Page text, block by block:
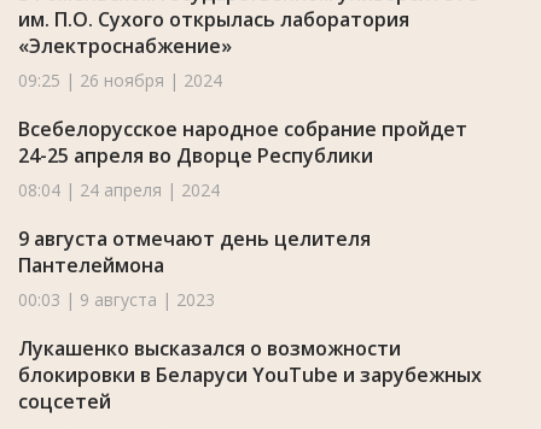
им. П.О. Сухого открылась лаборатория
«Электроснабжение»
09:25 | 26 ноября | 2024
Всебелорусское народное собрание пройдет
24-25 апреля во Дворце Республики
08:04 | 24 апреля | 2024
9 августа отмечают день целителя
Пантелеймона
00:03 | 9 августа | 2023
Лукашенко высказался о возможности
блокировки в Беларуси YouTube и зарубежных
соцсетей